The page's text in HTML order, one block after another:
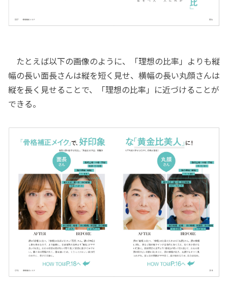
たとえば以下の画像のように、「理想の比率」よりも縦
幅の長い面長さんは縦を短く見せ、横幅の長い丸顔さんは
縦を長く見せることで、「理想の比率」に近づけることが
できる。